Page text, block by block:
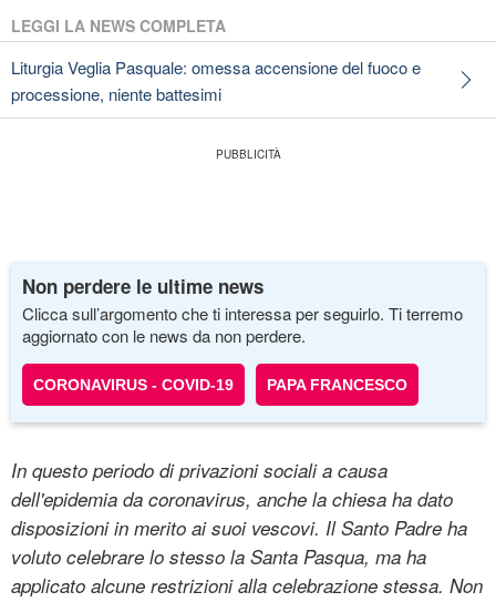
LEGGI LA NEWS COMPLETA
Liturgia Veglia Pasquale: omessa accensione del fuoco e
processione, niente battesimi
Non perdere le ultime news
Clicca sull’argomento che ti interessa per seguirlo. Ti terremo
aggiornato con le news da non perdere.
CORONAVIRUS - COVID-19 PAPA FRANCESCO
In questo periodo di privazioni sociali a causa
dell'epidemia da coronavirus, anche la chiesa ha dato
disposizioni in merito ai suoi vescovi. Il Santo Padre ha
voluto celebrare lo stesso la Santa Pasqua, ma ha
applicato alcune restrizioni alla celebrazione stessa. Non